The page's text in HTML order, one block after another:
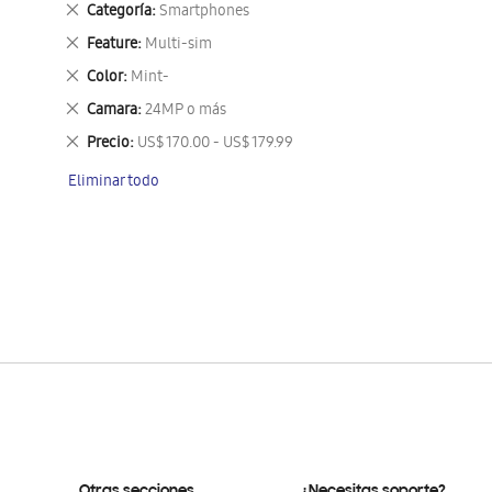
Categoría Smartphones
Eliminar
este
artículo
Feature Multi-sim
Eliminar
este
artículo
Color Mint-
Eliminar
este
artículo
Camara 24MP o más
Eliminar
este
artículo
Precio US$ 170.00 - US$ 179.99
Eliminar
artículo
Eliminar todo